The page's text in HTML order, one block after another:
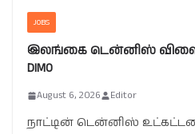
JOBS
இலங்கை டென்னிஸ்
DIMO
August 6, 2026 Editor
நாட்டின் டென்னிஸ்